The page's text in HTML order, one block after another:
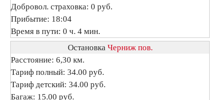
Добровол. страховка: 0 руб.
Прибытие: 18:04
Время в пути: 0 ч. 4 мин.
Остановка Черниж пов.
Расстояние: 6,30 км.
Тариф полный: 34.00 руб.
Тариф детский: 34.00 руб.
Багаж: 15.00 руб.